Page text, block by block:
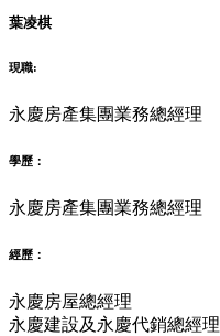
葉凌棋
現職:
永慶房產集團業務總經理
學歷：
永慶房產集團業務總經理
經歷：
永慶房屋總經理
永慶建設及永慶代銷總經理